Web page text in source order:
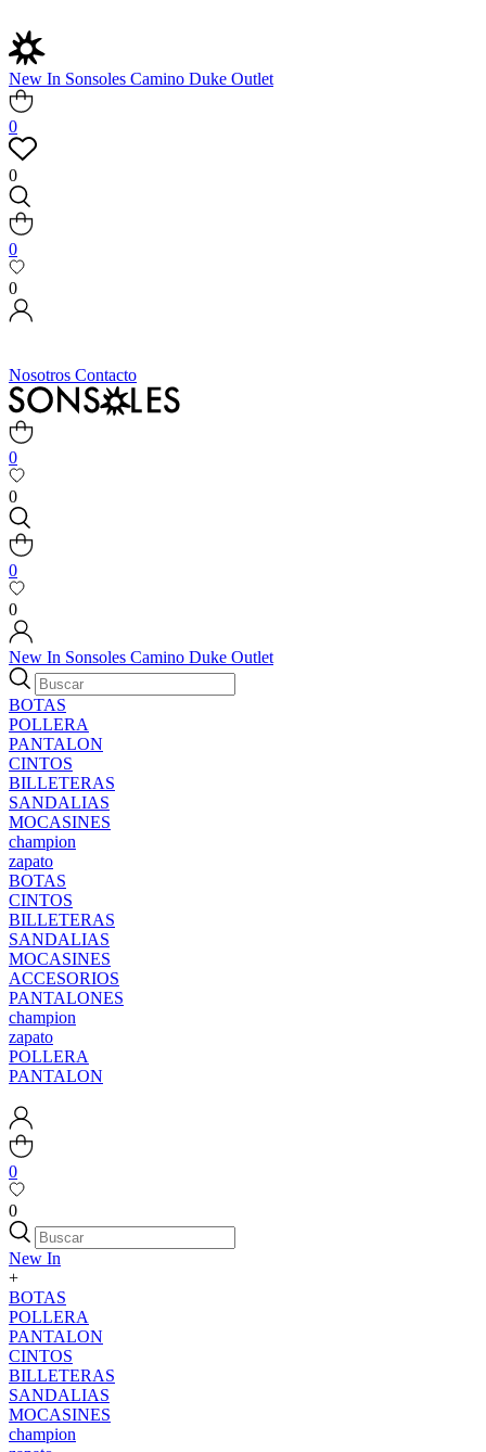
New In Sonsoles Camino Duke Outlet
0
0
0
0
Nosotros Contacto
0
0
0
0
New In Sonsoles Camino Duke Outlet
BOTAS
POLLERA
PANTALON
CINTOS
BILLETERAS
SANDALIAS
MOCASINES
champion
zapato
BOTAS
CINTOS
BILLETERAS
SANDALIAS
MOCASINES
ACCESORIOS
PANTALONES
champion
zapato
POLLERA
PANTALON
0
0
New In
+
BOTAS
POLLERA
PANTALON
CINTOS
BILLETERAS
SANDALIAS
MOCASINES
champion